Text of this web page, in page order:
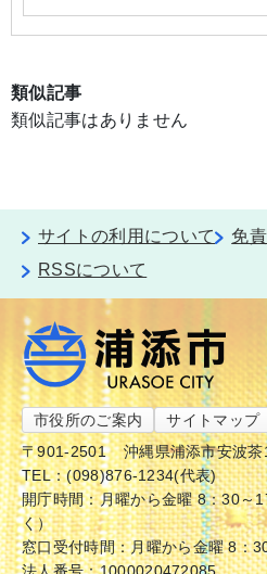
類似記事
類似記事はありません
サイトの利用について 免
RSSについて
市役所のご案内 サイトマップ
〒901-2501
沖縄県浦添市安波
TEL：(098)876-1234(代表)
開庁時間：月曜から金曜 8：30～
く）
窓口受付時間：月曜から金曜 8：